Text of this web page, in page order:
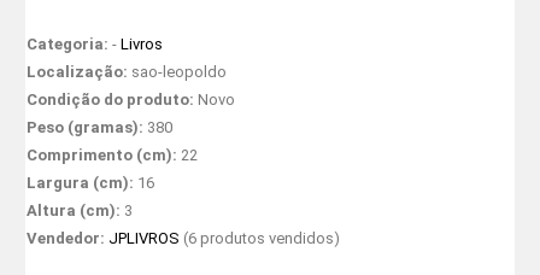
Categoria:-Livros
Localização: sao-leopoldo
Condição do produto: Novo
Peso (gramas): 380
Comprimento (cm): 22
Largura (cm): 16
Altura (cm): 3
Vendedor: JPLIVROS (6 produtos vendidos)